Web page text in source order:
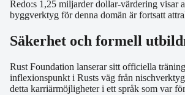
Redo:s 1,25 miljarder dollar-värdering visar
byggverktyg för denna domän är fortsatt
Säkerhet och formell
Rust Foundation lanserar sitt officiella
inflexionspunkt i Rusts väg från
detta karriärmöjligheter i ett språk som var